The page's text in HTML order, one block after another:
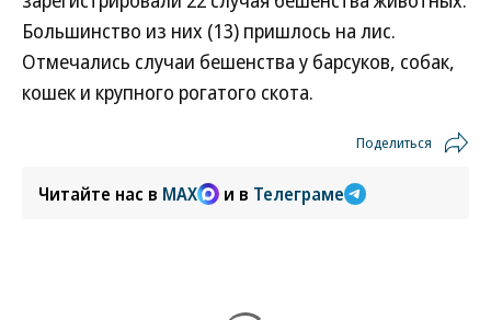
Большинство из них (13) пришлось на лис.
Отмечались случаи бешенства у барсуков, собак,
кошек и крупного рогатого скота.
Поделиться
Читайте нас в MAX и в Телеграме